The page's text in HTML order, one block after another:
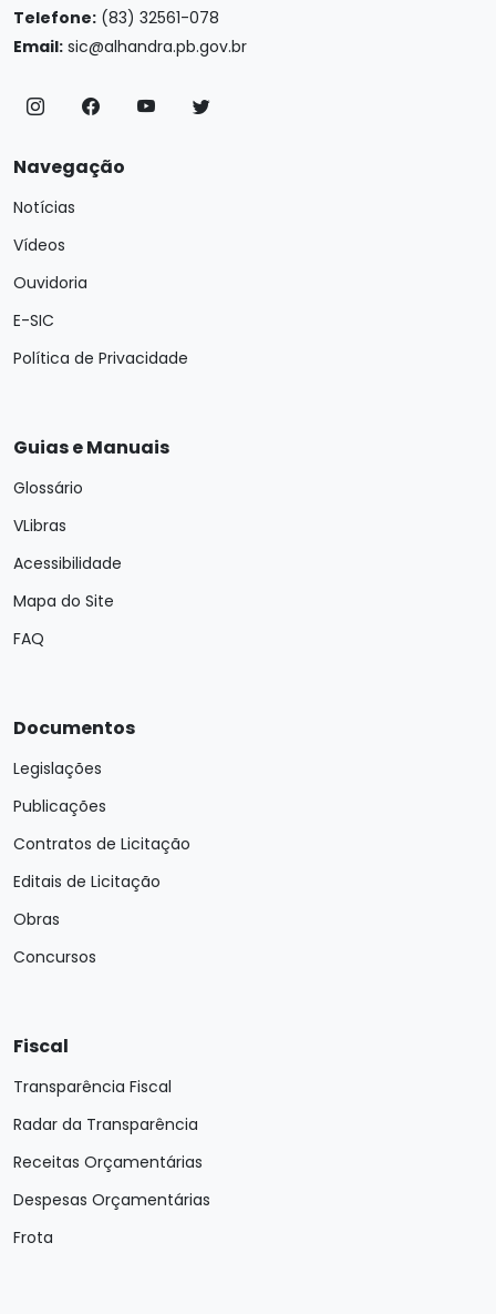
Telefone: (83) 32561-078
Email: sic@alhandra.pb.gov.br
Navegação
Notícias
Vídeos
Ouvidoria
E-SIC
Política de Privacidade
Guias e Manuais
Glossário
VLibras
Acessibilidade
Mapa do Site
FAQ
Documentos
Legislações
Publicações
Contratos de Licitação
Editais de Licitação
Obras
Concursos
Fiscal
Transparência Fiscal
Radar da Transparência
Receitas Orçamentárias
Despesas Orçamentárias
Frota